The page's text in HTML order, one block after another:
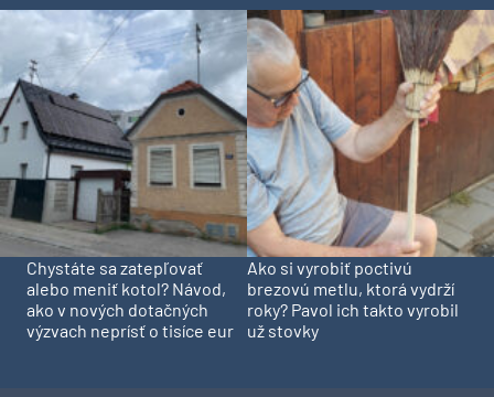
Chystáte sa zatepľovať
alebo meniť kotol? Návod,
ako v nových dotačných
výzvach neprísť o tisíce eur
Ako si vyrobiť poctivú
brezovú metlu, ktorá vydrží
roky? Pavol ich takto vyrobil
už stovky